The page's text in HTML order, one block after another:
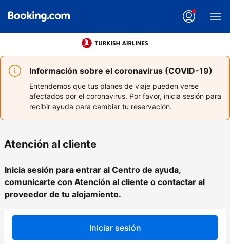
Información sobre el coronavirus (COVID-19)
Entendemos que tus planes de viaje pueden verse
afectados por el coronavirus. Por favor, inicia sesión para
recibir ayuda para cambiar tu reservación.
Atención al cliente
Inicia sesión para entrar al Centro de ayuda,
comunicarte con Atención al cliente o contactar al
proveedor de tu alojamiento.
Iniciar sesión